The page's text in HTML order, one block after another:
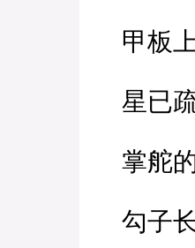
甲板
星已
掌舵
勾子